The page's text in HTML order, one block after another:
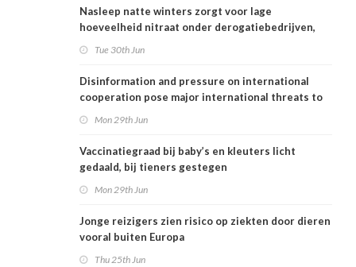
Nasleep natte winters zorgt voor lage
hoeveelheid nitraat onder derogatiebedrijven,
Tue 30th Jun
Disinformation and pressure on international
cooperation pose major international threats to
Mon 29th Jun
Vaccinatiegraad bij baby’s en kleuters licht
gedaald, bij tieners gestegen
Mon 29th Jun
Jonge reizigers zien risico op ziekten door dieren
vooral buiten Europa
Thu 25th Jun